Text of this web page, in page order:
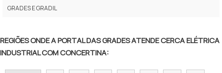
CONCERTINA COMPRAR
GRADES E GRADIL
REGIÕES ONDE A PORTAL DAS GRADES ATENDE CERCA ELÉTRICA
INDUSTRIAL COM CONCERTINA: